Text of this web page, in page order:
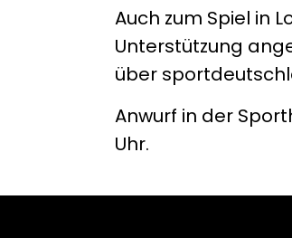
Auch zum Spiel in
Unterstützung
über
Anwurf in der
Uhr.